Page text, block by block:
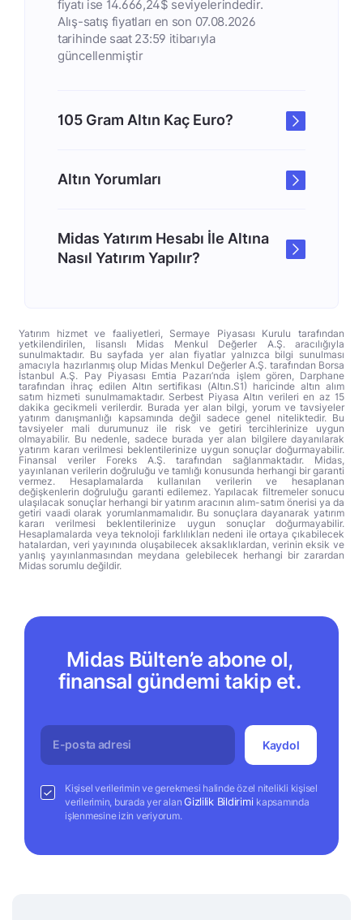
fiyatı ise 14.666,24$ seviyelerindedir.
Alış-satış fiyatları en son 07.08.2026
tarihinde saat 23:59 itibarıyla
güncellenmiştir
105 Gram Altın Kaç Euro?
Altın Yorumları
Midas Yatırım Hesabı İle Altına
Nasıl Yatırım Yapılır?
Yatırım hizmet ve faaliyetleri, Sermaye Piyasası Kurulu tarafından
yetkilendirilen, lisanslı Midas Menkul Değerler A.Ş. aracılığıyla
sunulmaktadır. Bu sayfada yer alan fiyatlar yalnızca bilgi sunulması
amacıyla hazırlanmış olup Midas Menkul Değerler A.Ş. tarafından Borsa
İstanbul A.Ş. Pay Piyasası Emtia Pazarı’nda işlem gören, Darphane
tarafından ihraç edilen Altın sertifikası (Altın.S1) haricinde altın alım
satım hizmeti sunulmamaktadır. Serbest Piyasa Altın verileri en az 15
dakika gecikmeli verilerdir. Burada yer alan bilgi, yorum ve tavsiyeler
yatırım danışmanlığı kapsamında değil sadece genel niteliktedir. Bu
tavsiyeler mali durumunuz ile risk ve getiri tercihlerinize uygun
olmayabilir. Bu nedenle, sadece burada yer alan bilgilere dayanılarak
yatırım kararı verilmesi beklentilerinize uygun sonuçlar doğurmayabilir.
Finansal veriler Foreks A.Ş. tarafından sağlanmaktadır. Midas,
yayınlanan verilerin doğruluğu ve tamlığı konusunda herhangi bir garanti
vermez. Hesaplamalarda kullanılan verilerin ve hesaplanan
değişkenlerin doğruluğu garanti edilemez. Yapılacak filtremeler sonucu
ulaşılacak sonuçlar herhangi bir yatırım aracının alım-satım önerisi ya da
getiri vaadi olarak yorumlanmamalıdır. Bu sonuçlara dayanarak yatırım
kararı verilmesi beklentilerinize uygun sonuçlar doğurmayabilir.
Hesaplamalarda veya teknoloji farklılıkları nedeni ile ortaya çıkabilecek
hatalardan, veri yayınında oluşabilecek aksaklıklardan, verinin eksik ve
yanlış yayınlanmasından meydana gelebilecek herhangi bir zarardan
Midas sorumlu değildir.
Midas Bülten’e abone ol,
finansal gündemi takip et.
Kaydol
Kişisel verilerimin ve gerekmesi halinde özel nitelikli kişisel
verilerimin, burada yer alanGizlilik Bildirimi kapsamında
işlenmesine izin veriyorum.